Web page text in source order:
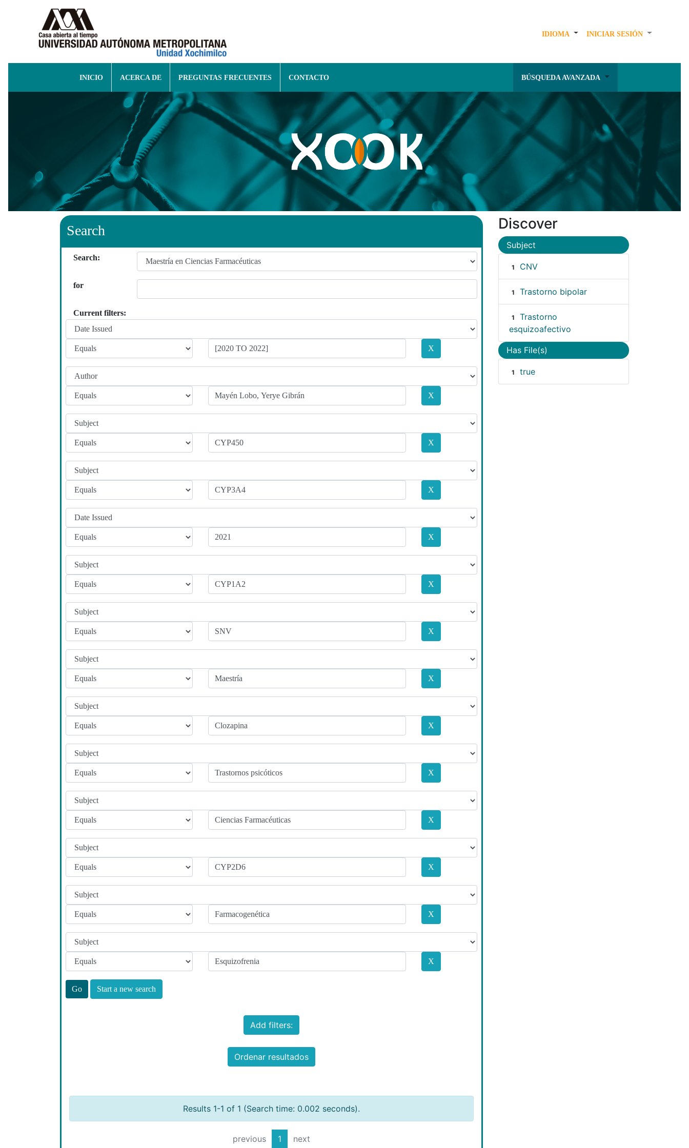
IDIOMA INICIAR SESIÓN
INICIO ACERCA DE PREGUNTAS FRECUENTES CONTACTO BÚSQUEDA AVANZADA
Search
Search:
for
Current filters:
Start a new search
Add filters:
Ordenar resultados
Results 1-1 of 1 (Search time: 0.002 seconds).
previous 1 next
Discover
Subject
1 CNV
1 Trastorno bipolar
1
Trastorno
esquizoafectivo
Has File(s)
1 true